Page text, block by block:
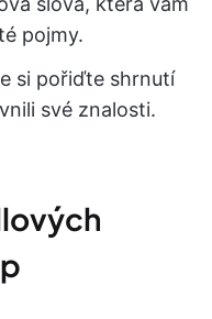
pojmy.
si pořiďte shrnutí
své znalosti.